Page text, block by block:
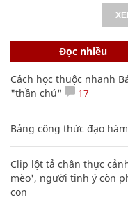
Đọc nhiều
Cách học thuộc nhanh
"thần chú"
17
Bảng công thức đạo
Clip lột tả chân thực
mèo', người tinh ý còn
con